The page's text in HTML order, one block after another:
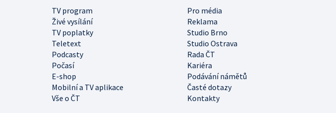
TV program
Pro média
Živé vysílání
Reklama
TV poplatky
Studio Brno
Teletext
Studio Ostrava
Podcasty
Rada ČT
Počasí
Kariéra
E-shop
Podávání námětů
Mobilní a TV aplikace
Časté dotazy
Vše o ČT
Kontakty